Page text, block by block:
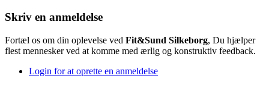
Skriv en anmeldelse
Fortæl os om din oplevelse ved Fit&Sund Silkeborg, Du hjælper
flest mennesker ved at komme med ærlig og konstruktiv feedback.
Login for at oprette en anmeldelse